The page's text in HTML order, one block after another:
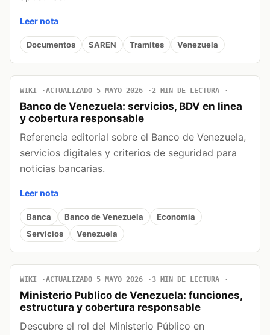
Leer nota
Documentos SAREN Tramites Venezuela
WIKI ACTUALIZADO 5 MAYO 2026 2 MIN DE LECTURA
Banco de Venezuela: servicios, BDV en linea
y cobertura responsable
Referencia editorial sobre el Banco de Venezuela,
servicios digitales y criterios de seguridad para
noticias bancarias.
Leer nota
Banca Banco de Venezuela
Economia
Servicios
Venezuela
WIKI ACTUALIZADO 5 MAYO 2026 3 MIN DE LECTURA
Ministerio Publico de Venezuela: funciones,
estructura y cobertura responsable
Descubre el rol del Ministerio Público en